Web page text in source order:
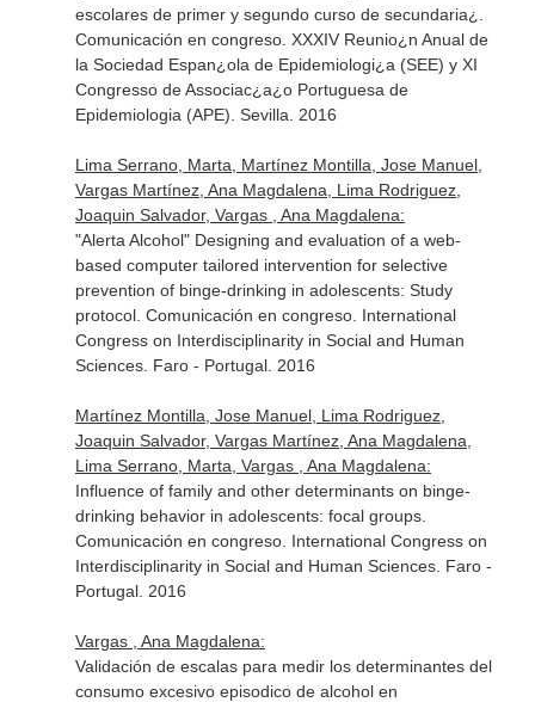
escolares de primer y segundo curso de secundaria¿.
Comunicación en congreso. XXXIV Reunio¿n Anual de
la Sociedad Espan¿ola de Epidemiologi¿a (SEE) y XI
Congresso de Associac¿a¿o Portuguesa de
Epidemiologia (APE). Sevilla. 2016
Lima Serrano, Marta, Martínez Montilla, Jose Manuel,
Vargas Martínez, Ana Magdalena, Lima Rodriguez,
Joaquin Salvador, Vargas , Ana Magdalena:
"Alerta Alcohol" Designing and evaluation of a web-
based computer tailored intervention for selective
prevention of binge-drinking in adolescents: Study
protocol. Comunicación en congreso. International
Congress on Interdisciplinarity in Social and Human
Sciences. Faro - Portugal. 2016
Martínez Montilla, Jose Manuel, Lima Rodriguez,
Joaquin Salvador, Vargas Martínez, Ana Magdalena,
Lima Serrano, Marta, Vargas , Ana Magdalena:
Influence of family and other determinants on binge-
drinking behavior in adolescents: focal groups.
Comunicación en congreso. International Congress on
Interdisciplinarity in Social and Human Sciences. Faro -
Portugal. 2016
Vargas , Ana Magdalena:
Validación de escalas para medir los determinantes del
consumo excesivo episodico de alcohol en